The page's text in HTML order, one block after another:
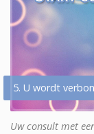
5. U wordt
Uw consult met